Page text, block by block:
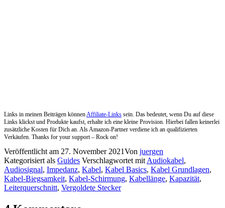
Links in meinen Beiträgen könnenAffiliate-Links sein. Das bedeutet, wenn Du auf diese
Links klickst und Produkte kaufst, erhalte ich eine kleine Provision. Hierbei fallen keinerlei
zusätzliche Kosten für Dich an. Als Amazon-Partner verdiene ich an qualifizierten
Verkäufen. Thanks for your support – Rock on!
Veröffentlicht am 27. November 2021Von juergen
Kategorisiert als Guides Verschlagwortet mit Audiokabel,
Audiosignal, Impedanz, Kabel, Kabel Basics, Kabel Grundlagen,
Kabel-Biegsamkeit, Kabel-Schirmung, Kabellänge, Kapazität,
Leiterquerschnitt, Vergoldete Stecker